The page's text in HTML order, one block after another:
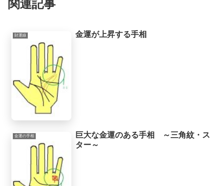
関連記事
財運線 金運が上昇する手相
金運の手相
巨大な金運のある手相 ～三角紋・ス
ター～